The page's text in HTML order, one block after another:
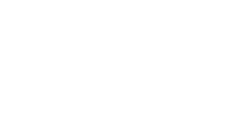
varnou kanvicou (prípadne za poplatok), minibarom (za poplatok),
so sprchou.
varnou kanvicou (prípadne za poplatok), minibarom (za poplatok),
so sprchou.
varnou kanvicou (prípadne za poplatok), minibarom (za poplatok),
so sprchou.
varnou kanvicou (prípadne za poplatok), minibarom (za poplatok),
so sprchou.